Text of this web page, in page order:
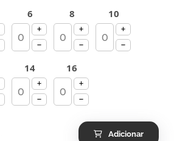
6 8 10
14 16
Adicionar